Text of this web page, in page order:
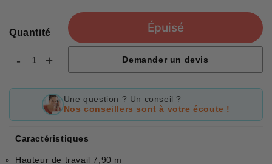
Quantité
- +
Épuisé
Demander un devis
Une question ? Un conseil ?
Nos conseillers sont à votre écoute !
Caractéristiques
Hauteur de travail 7,90 m